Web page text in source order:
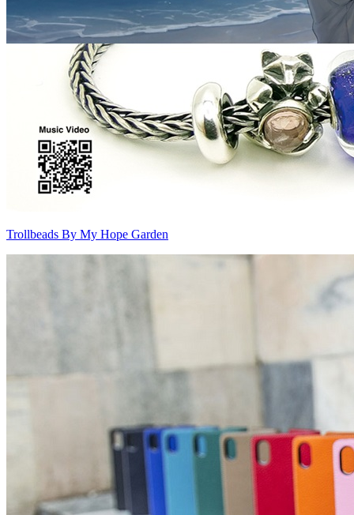
Trollbeads By My Hope Garden